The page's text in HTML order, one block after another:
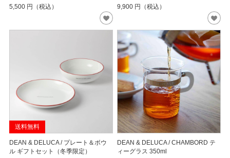
5,500 円（税込）
9,900 円（税込）
送料無料
DEAN & DELUCA / プレート＆ボウ
ル ギフトセット（冬季限定）
DEAN & DELUCA / CHAMBORD テ
ィーグラス 350ml